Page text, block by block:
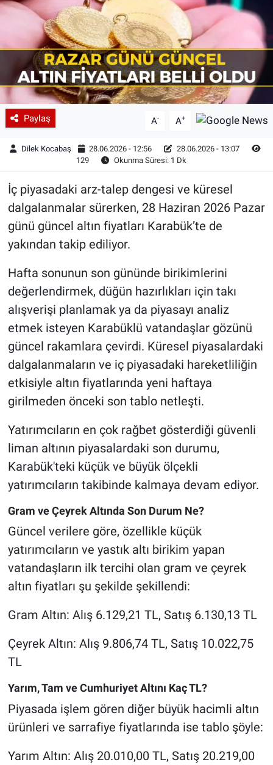
Paylaş A- A+
Dilek Kocabaş 28.06.2026 - 12:56
28.06.2026 - 13:07
129
Okunma Süresi: 1 Dk
İç piyasadaki arz-talep dengesi ve küresel
dalgalanmalar sürerken, 28 Haziran 2026 Pazar
günü güncel altın fiyatları Karabük’te de
yakından takip ediliyor.
Hafta sonunun son gününde birikimlerini
değerlendirmek, düğün hazırlıkları için takı
alışverişi planlamak ya da piyasayı analiz
etmek isteyen Karabüklü vatandaşlar gözünü
güncel rakamlara çevirdi. Küresel piyasalardaki
dalgalanmaların ve iç piyasadaki hareketliliğin
etkisiyle altın fiyatlarında yeni haftaya
girilmeden önceki son tablo netleşti.
Yatırımcıların en çok rağbet gösterdiği güvenli
liman altının piyasalardaki son durumu,
Karabük'teki küçük ve büyük ölçekli
yatırımcıların takibinde kalmaya devam ediyor.
Gram ve Çeyrek Altında Son Durum Ne?
Güncel verilere göre, özellikle küçük
yatırımcıların ve yastık altı birikim yapan
vatandaşların ilk tercihi olan gram ve çeyrek
altın fiyatları şu şekilde şekillendi:
Gram Altın: Alış 6.129,21 TL, Satış 6.130,13 TL
Çeyrek Altın: Alış 9.806,74 TL, Satış 10.022,75
TL
Yarım, Tam ve Cumhuriyet Altını Kaç TL?
Piyasada işlem gören diğer büyük hacimli altın
ürünleri ve sarrafiye fiyatlarında ise tablo şöyle:
Yarım Altın: Alış 20.010,00 TL, Satış 20.219,00